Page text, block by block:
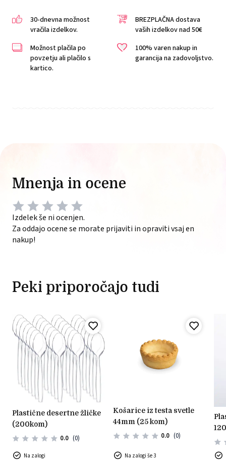
30-dnevna možnost
vračila izdelkov.
BREZPLAČNA dostava
vaših izdelkov nad 50€
Možnost plačila po
povzetju ali plačilo s
kartico.
100% varen nakup in
garancija na zadovoljstvo.
Mnenja in ocene
Izdelek še ni ocenjen.
Za oddajo ocene se morate prijaviti in opraviti vsaj en
nakup!
Peki priporočajo tudi
plastične desertne žličke
(200kom)
0.0 (0)
Na zalogi
košarice iz testa svetle
44mm (25 kom)
0.0 (0)
Na zalogi še 3
plastični okrogli kozarčki